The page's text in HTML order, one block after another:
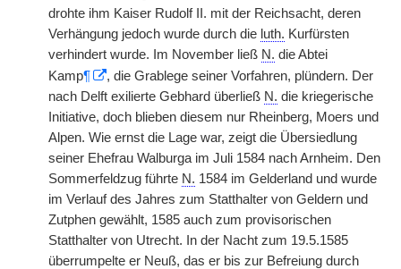
drohte ihm Kaiser Rudolf II. mit der Reichsacht, deren
Verhängung jedoch wurde durch die luth. Kurfürsten
verhindert wurde. Im November ließ N. die Abtei
Kamp¶
, die Grablege seiner Vorfahren, plündern. Der
nach Delft exilierte Gebhard überließ N. die kriegerische
Initiative, doch blieben diesem nur Rheinberg, Moers und
Alpen. Wie ernst die Lage war, zeigt die Übersiedlung
seiner Ehefrau Walburga im Juli 1584 nach Arnheim. Den
Sommerfeldzug führte N. 1584 im Gelderland und wurde
im Verlauf des Jahres zum Statthalter von Geldern und
Zutphen gewählt, 1585 auch zum provisorischen
Statthalter von Utrecht. In der Nacht zum 19.5.1585
überrumpelte er Neuß, das er bis zur Befreiung durch